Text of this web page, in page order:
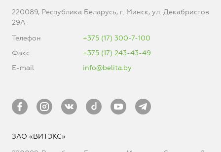
220089, Республика Беларусь, г. Минск, ул. Декабристов
29А
Телефон
+375 (17) 300-7-100
Факс
+375 (17) 243-43-49
E-mail
info@belita.by
ЗАО «ВИТЭКС»